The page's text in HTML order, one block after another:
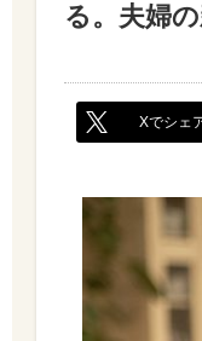
る。夫婦
Xでシェ